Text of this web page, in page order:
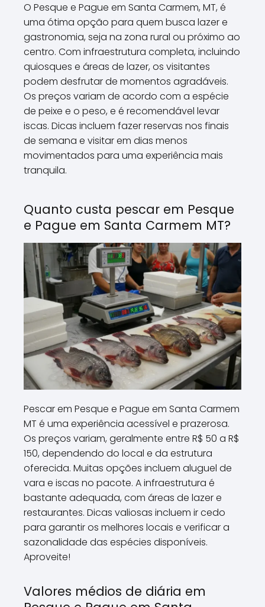
O Pesque e Pague em Santa Carmem, MT, é
uma ótima opção para quem busca lazer e
gastronomia, seja na zona rural ou próximo ao
centro. Com infraestrutura completa, incluindo
quiosques e áreas de lazer, os visitantes
podem desfrutar de momentos agradáveis.
Os preços variam de acordo com a espécie
de peixe e o peso, e é recomendável levar
iscas. Dicas incluem fazer reservas nos finais
de semana e visitar em dias menos
movimentados para uma experiência mais
tranquila.
Quanto custa pescar em Pesque
e Pague em Santa Carmem MT?
Pescar em Pesque e Pague em Santa Carmem
MT é uma experiência acessível e prazerosa.
Os preços variam, geralmente entre R$ 50 a R$
150, dependendo do local e da estrutura
oferecida. Muitas opções incluem aluguel de
vara e iscas no pacote. A infraestrutura é
bastante adequada, com áreas de lazer e
restaurantes. Dicas valiosas incluem ir cedo
para garantir os melhores locais e verificar a
sazonalidade das espécies disponíveis.
Aproveite!
Valores médios de diária em